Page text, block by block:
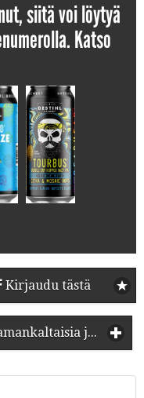
siitä voi löytyä
Katso
Kirjaudu tästä
Samankaltaisia juomia